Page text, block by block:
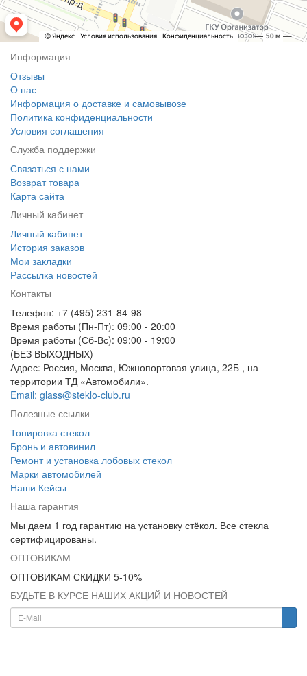
Информация
Отзывы
О нас
Информация о доставке и самовывозе
Политика конфиденциальности
Условия соглашения
Служба поддержки
Связаться с нами
Возврат товара
Карта сайта
Личный кабинет
Личный кабинет
История заказов
Мои закладки
Рассылка новостей
Контакты
Телефон: +7 (495) 231-84-98
Время работы (Пн-Пт): 09:00 - 20:00
Время работы (Сб-Вс): 09:00 - 19:00
(БЕЗ ВЫХОДНЫХ)
Адрес: Россия, Москва, Южнопортовая улица, 22Б , на
территории ТД «Автомобили».
Email: glass@steklo-club.ru
Полезные ссылки
Тонировка стекол
Бронь и автовинил
Ремонт и установка лобовых стекол
Марки автомобилей
Наши Кейсы
Наша гарантия
Мы даем 1 год гарантию на установку стёкол. Все стекла
сертифицированы.
ОПТОВИКАМ
ОПТОВИКАМ СКИДКИ 5-10%
БУДЬТЕ В КУРСЕ НАШИХ АКЦИЙ И НОВОСТЕЙ